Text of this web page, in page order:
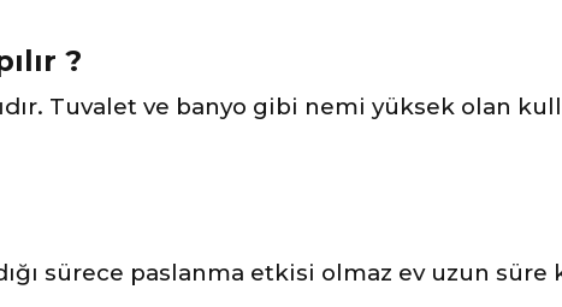
?
Tuvalet ve banyo gibi nemi yüksek olan
sürece paslanma etkisi olmaz ev uzun süre